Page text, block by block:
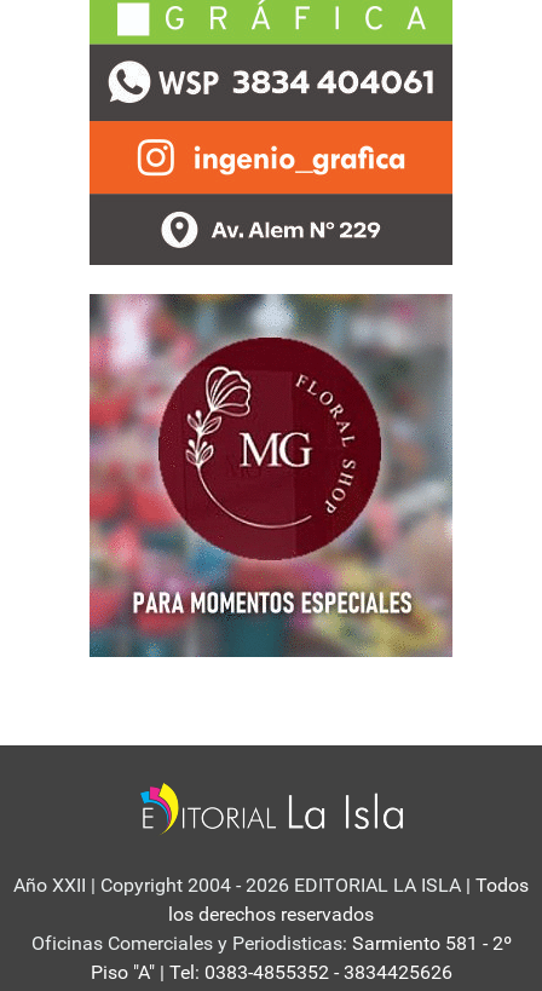
Año XXII | Copyright 2004 - 2026 EDITORIAL LA ISLA | Todos
los derechos reservados
Oficinas Comerciales y Periodisticas: Sarmiento 581 - 2º
Piso "A" | Tel: 0383-4855352 - 3834425626